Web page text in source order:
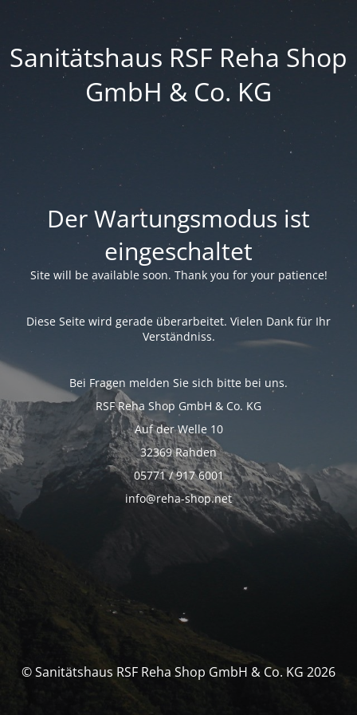
Sanitätshaus RSF Reha Shop
GmbH & Co. KG
Der Wartungsmodus ist
eingeschaltet
Site will be available soon. Thank you for your patience!
Diese Seite wird gerade überarbeitet. Vielen Dank für Ihr
Verständniss.
Bei Fragen melden Sie sich bitte bei uns.
RSF Reha Shop GmbH & Co. KG
Auf der Welle 10
32369 Rahden
05771 / 917 6001
info@reha-shop.net
© Sanitätshaus RSF Reha Shop GmbH & Co. KG 2026